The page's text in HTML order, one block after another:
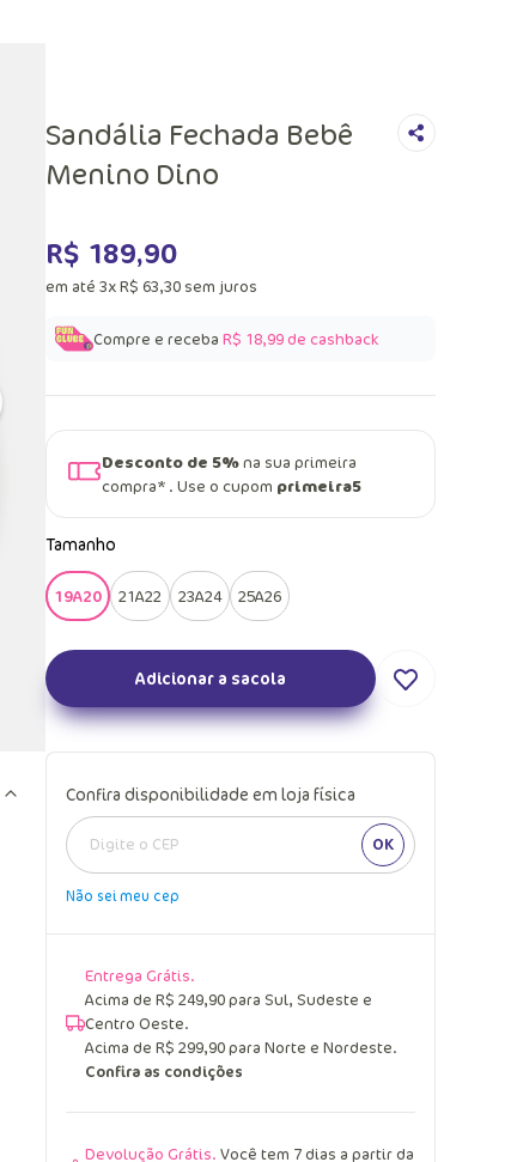
Sandália Fechada Bebê
Menino Dino
R$ 189,90
em até 3xR$ 63,30 sem juros
Compre e receba R$ 18,99de cashback
Desconto de 5%na sua primeira
compra* . Use o cupom primeira5
Tamanho
19A20 21A22 23A24 25A26
Adicionar a sacola
Confira disponibilidade em loja física
OK
Não sei meu cep
Entrega Grátis.
Acima de R$ 249,90 para Sul, Sudeste e
Centro Oeste.
Acima de R$ 299,90 para Norte e Nordeste.
Confira as condições
Devolução Grátis. Você tem 7 dias a partir da